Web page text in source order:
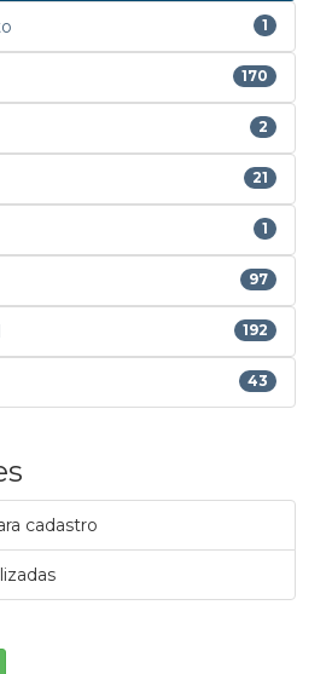
1
170
2
21
1
97
192
43
cadastro